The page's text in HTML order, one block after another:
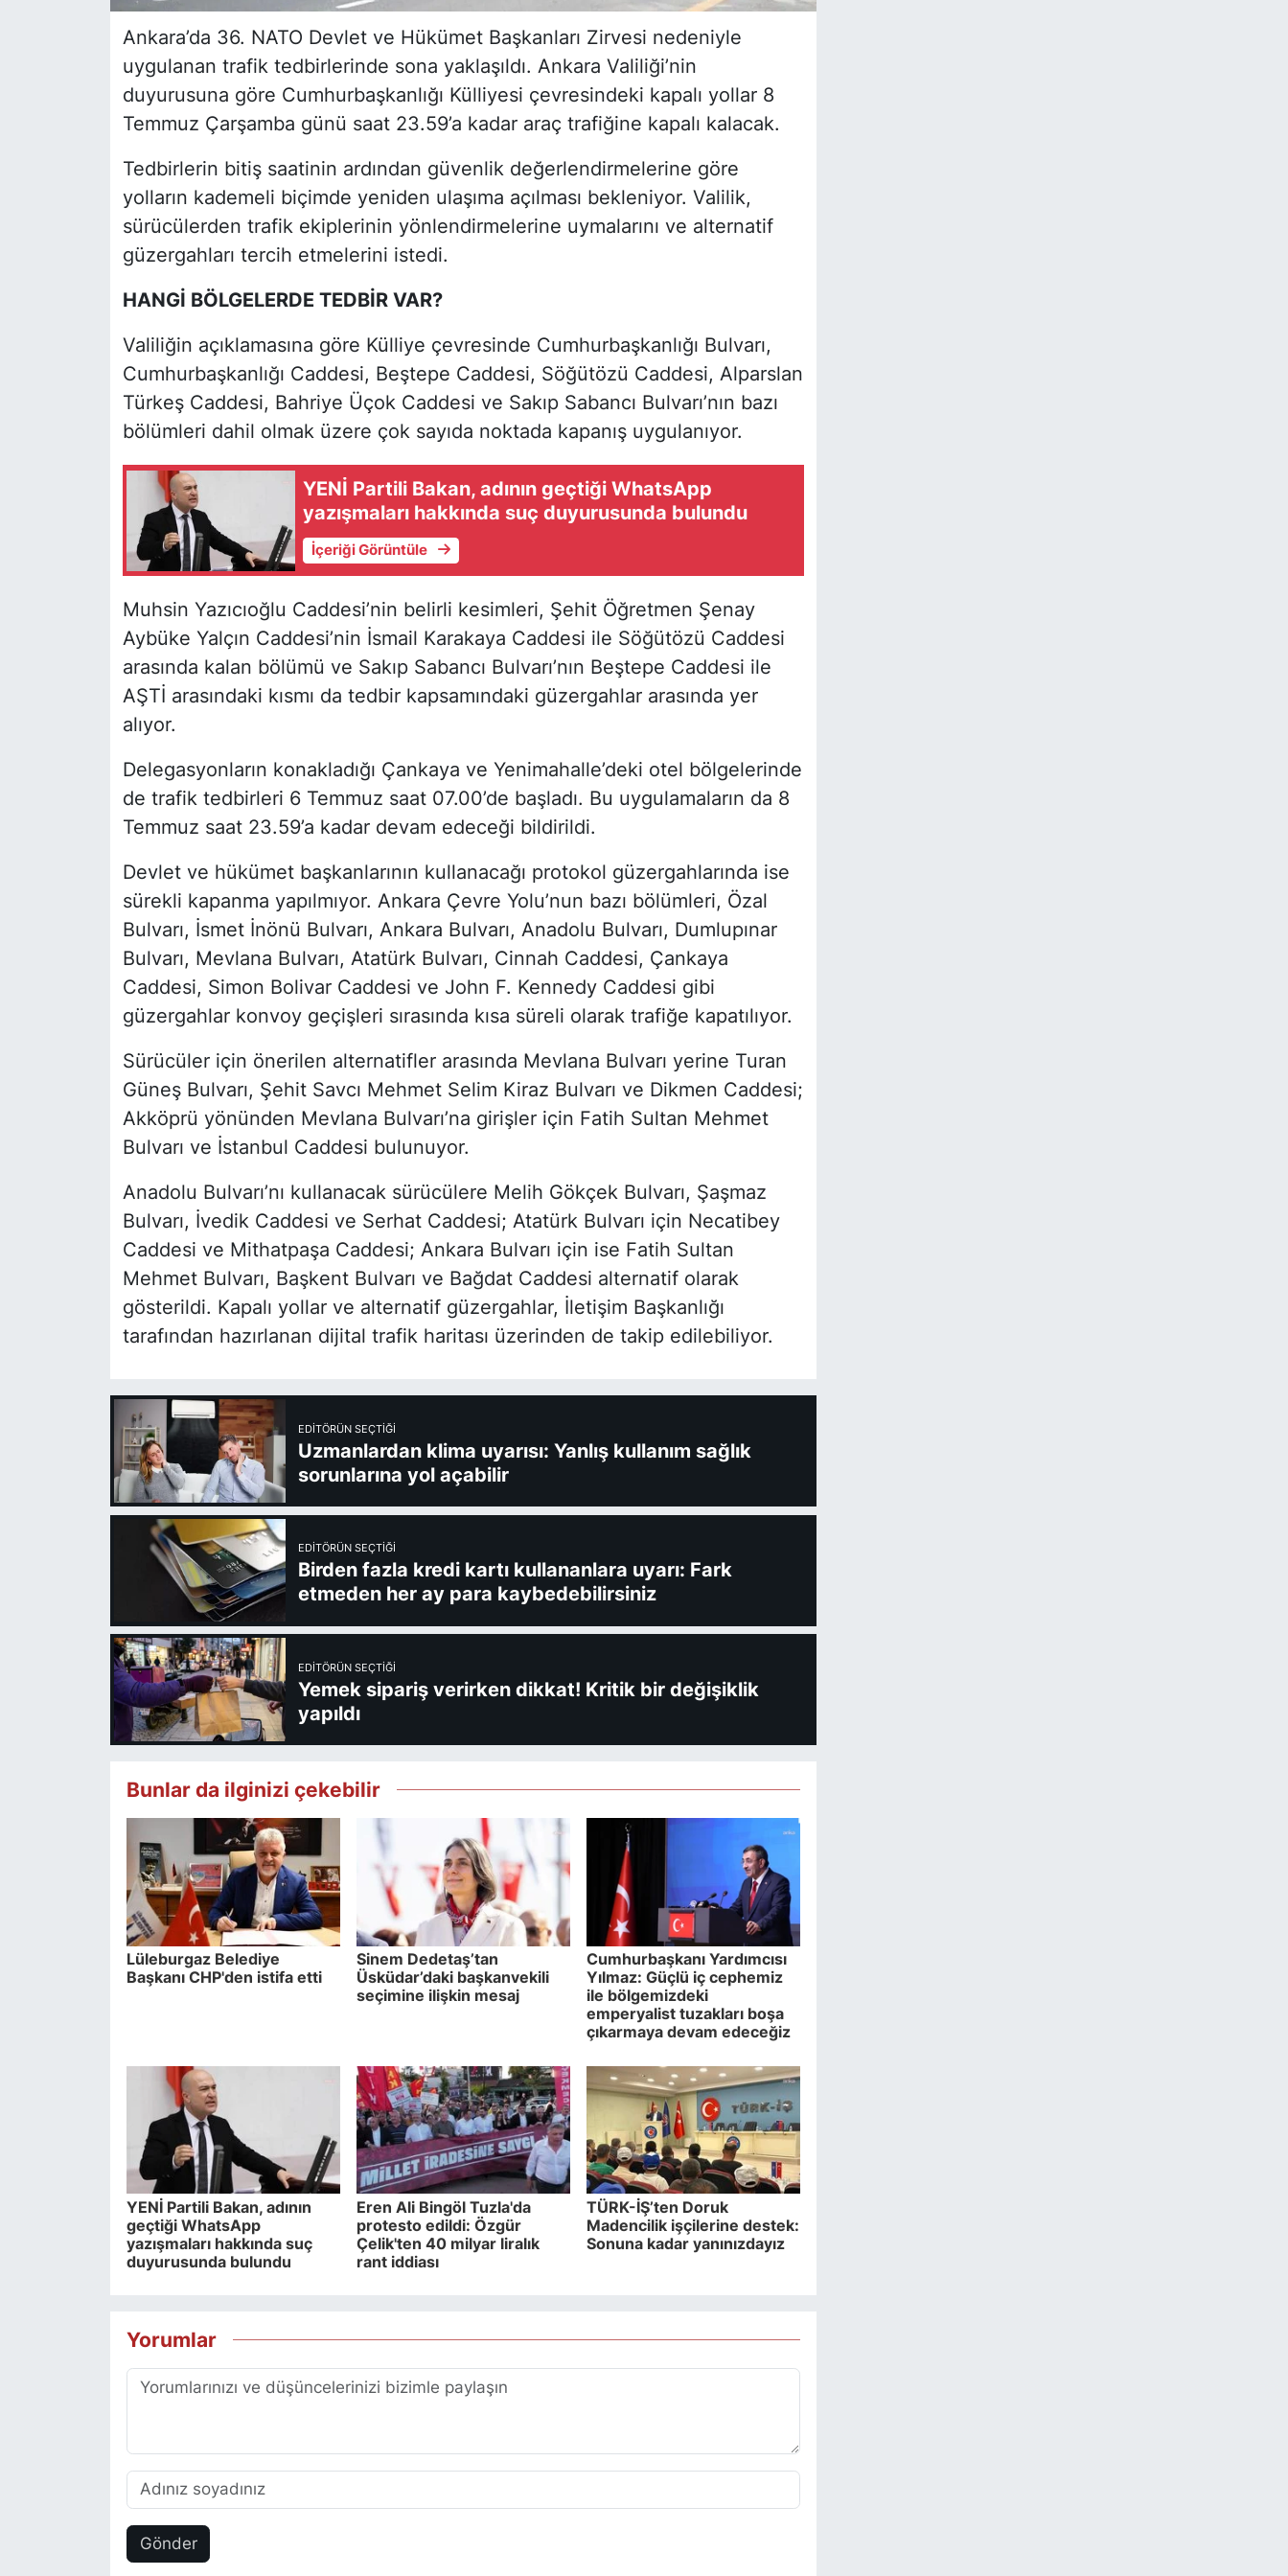
Ankara’da 36. NATO Devlet ve Hükümet Başkanları Zirvesi nedeniyle
uygulanan trafik tedbirlerinde sona yaklaşıldı. Ankara Valiliği’nin
duyurusuna göre Cumhurbaşkanlığı Külliyesi çevresindeki kapalı yollar 8
Temmuz Çarşamba günü saat 23.59’a kadar araç trafiğine kapalı kalacak.
Tedbirlerin bitiş saatinin ardından güvenlik değerlendirmelerine göre
yolların kademeli biçimde yeniden ulaşıma açılması bekleniyor. Valilik,
sürücülerden trafik ekiplerinin yönlendirmelerine uymalarını ve alternatif
güzergahları tercih etmelerini istedi.
HANGİ BÖLGELERDE TEDBİR VAR?
Valiliğin açıklamasına göre Külliye çevresinde Cumhurbaşkanlığı Bulvarı,
Cumhurbaşkanlığı Caddesi, Beştepe Caddesi, Söğütözü Caddesi, Alparslan
Türkeş Caddesi, Bahriye Üçok Caddesi ve Sakıp Sabancı Bulvarı’nın bazı
bölümleri dahil olmak üzere çok sayıda noktada kapanış uygulanıyor.
YENİ Partili Bakan, adının geçtiği WhatsApp
yazışmaları hakkında suç duyurusunda bulundu
İçeriği Görüntüle
Muhsin Yazıcıoğlu Caddesi’nin belirli kesimleri, Şehit Öğretmen Şenay
Aybüke Yalçın Caddesi’nin İsmail Karakaya Caddesi ile Söğütözü Caddesi
arasında kalan bölümü ve Sakıp Sabancı Bulvarı’nın Beştepe Caddesi ile
AŞTİ arasındaki kısmı da tedbir kapsamındaki güzergahlar arasında yer
alıyor.
Delegasyonların konakladığı Çankaya ve Yenimahalle’deki otel bölgelerinde
de trafik tedbirleri 6 Temmuz saat 07.00’de başladı. Bu uygulamaların da 8
Temmuz saat 23.59’a kadar devam edeceği bildirildi.
Devlet ve hükümet başkanlarının kullanacağı protokol güzergahlarında ise
sürekli kapanma yapılmıyor. Ankara Çevre Yolu’nun bazı bölümleri, Özal
Bulvarı, İsmet İnönü Bulvarı, Ankara Bulvarı, Anadolu Bulvarı, Dumlupınar
Bulvarı, Mevlana Bulvarı, Atatürk Bulvarı, Cinnah Caddesi, Çankaya
Caddesi, Simon Bolivar Caddesi ve John F. Kennedy Caddesi gibi
güzergahlar konvoy geçişleri sırasında kısa süreli olarak trafiğe kapatılıyor.
Sürücüler için önerilen alternatifler arasında Mevlana Bulvarı yerine Turan
Güneş Bulvarı, Şehit Savcı Mehmet Selim Kiraz Bulvarı ve Dikmen Caddesi;
Akköprü yönünden Mevlana Bulvarı’na girişler için Fatih Sultan Mehmet
Bulvarı ve İstanbul Caddesi bulunuyor.
Anadolu Bulvarı’nı kullanacak sürücülere Melih Gökçek Bulvarı, Şaşmaz
Bulvarı, İvedik Caddesi ve Serhat Caddesi; Atatürk Bulvarı için Necatibey
Caddesi ve Mithatpaşa Caddesi; Ankara Bulvarı için ise Fatih Sultan
Mehmet Bulvarı, Başkent Bulvarı ve Bağdat Caddesi alternatif olarak
gösterildi. Kapalı yollar ve alternatif güzergahlar, İletişim Başkanlığı
tarafından hazırlanan dijital trafik haritası üzerinden de takip edilebiliyor.
EDITÖRÜN SEÇTIĞI
Uzmanlardan klima uyarısı: Yanlış kullanım sağlık
sorunlarına yol açabilir
EDITÖRÜN SEÇTIĞI
Birden fazla kredi kartı kullananlara uyarı: Fark
etmeden her ay para kaybedebilirsiniz
EDITÖRÜN SEÇTIĞI
Yemek sipariş verirken dikkat! Kritik bir değişiklik
yapıldı
Bunlar da ilginizi çekebilir
Lüleburgaz Belediye
Başkanı CHP'den istifa etti
Sinem Dedetaş’tan
Üsküdar’daki başkanvekili
seçimine ilişkin mesaj
Cumhurbaşkanı Yardımcısı
Yılmaz: Güçlü iç cephemiz
ile bölgemizdeki
emperyalist tuzakları boşa
çıkarmaya devam edeceğiz
YENİ Partili Bakan, adının
geçtiği WhatsApp
yazışmaları hakkında suç
duyurusunda bulundu
Eren Ali Bingöl Tuzla'da
protesto edildi: Özgür
Çelik'ten 40 milyar liralık
rant iddiası
TÜRK-İŞ’ten Doruk
Madencilik işçilerine destek:
Sonuna kadar yanınızdayız
Yorumlar
Gönder